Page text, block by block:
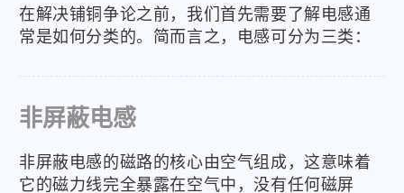
在解决铺铜争论之前，我们首先需要了解电感通
常是如何分类的。简而言之，电感可分为三类：
非屏蔽电感
非屏蔽电感的磁路的核心由空气组成，这意味着
它的磁力线完全暴露在空气中，没有任何磁屏